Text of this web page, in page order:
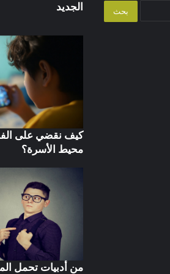
أهم
أسباب
عدم
استجابة
الدعاء
أهم
الجديد
كيف نقضي على
محيط الأسرة؟
من أدبيات تحمل